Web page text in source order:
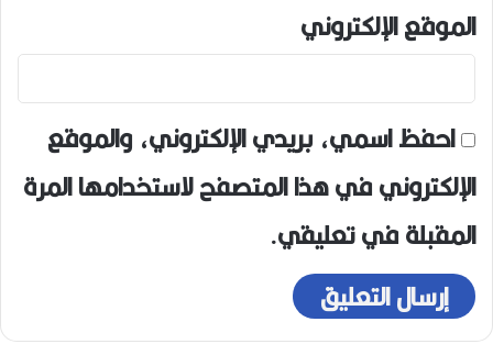
الموقع الإلكتروني
احفظ اسمي، بريدي الإلكتروني، والموقع
الإلكتروني في هذا المتصفح لاستخدامها المرة
المقبلة في تعليقي.